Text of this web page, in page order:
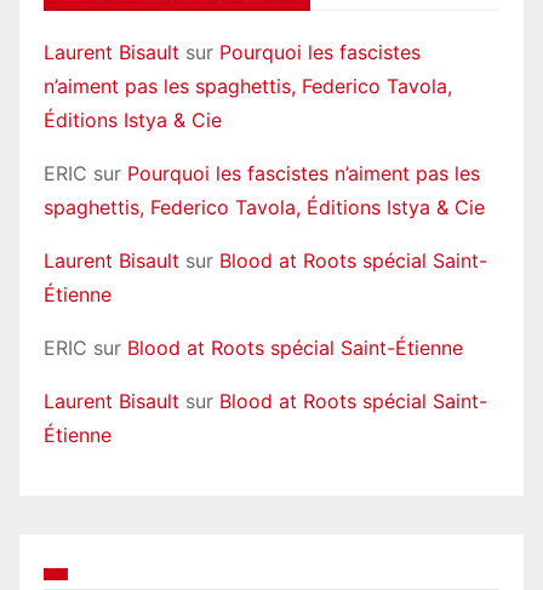
Laurent Bisault sur Pourquoi les fascistes
n’aiment pas les spaghettis, Federico Tavola,
Éditions Istya & Cie
ERIC sur Pourquoi les fascistes n’aiment pas les
spaghettis, Federico Tavola, Éditions Istya & Cie
Laurent Bisault sur Blood at Roots spécial Saint-
Étienne
ERIC sur Blood at Roots spécial Saint-Étienne
Laurent Bisault sur Blood at Roots spécial Saint-
Étienne